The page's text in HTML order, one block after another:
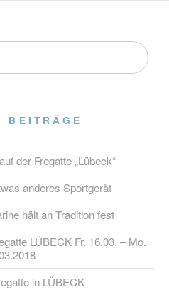
BEITRÄGE
der Fregatte „Lübeck“
anderes Sportgerät
hält an Tradition fest
LÜBECK Fr. 16.03. – Mo.
in LÜBECK